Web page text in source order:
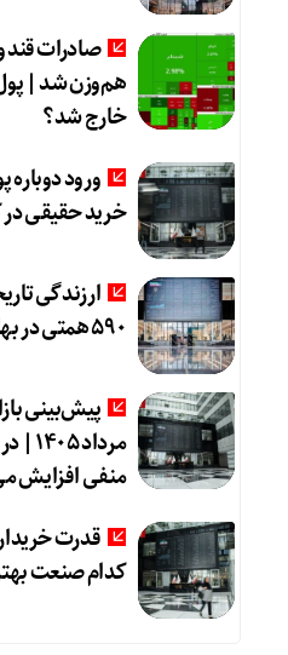
صادرات
هم‌وزن شد |
خارج شد؟
ورود دوباره
خرید حقیقی در
ارزندگی
۵۹۰ همتی در بهار
منفی افزایش
کدام صنعت